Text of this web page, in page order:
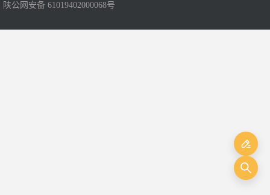
陕公网安备 61019402000068号